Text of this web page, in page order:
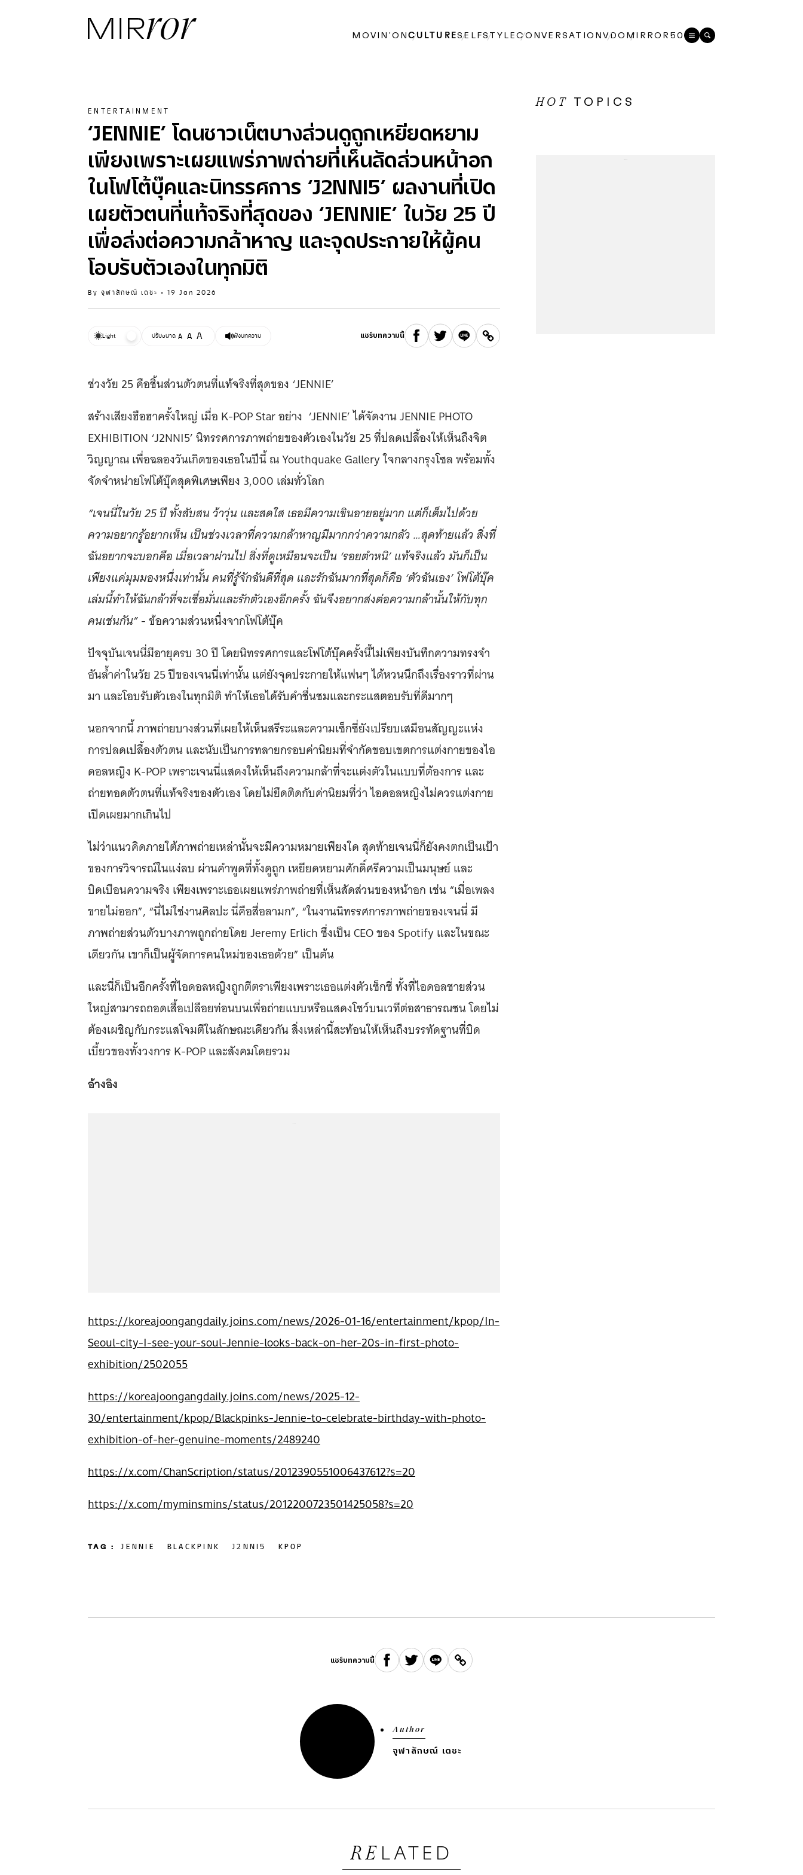
MOVIN’ONCULTURESELFSTYLE VDO
CONVERSATION MIRROR50
ENTERTAINMENT
‘JENNIE’ โดนชาวเน็ตบางส่วนดูถูกเหยียดหยาม
เพียงเพราะเผยแพร่ภาพถ่ายที่เห็นสัดส่วนหน้าอก
ในโฟโต้บุ๊คและนิทรรศการ ‘J2NNI5’ ผลงานที่เปิด
เผยตัวตนที่แท้จริงที่สุดของ ‘JENNIE’ ในวัย 25 ปี
เพื่อส่งต่อความกล้าหาญ และจุดประกายให้ผู้คน
โอบรับตัวเองในทุกมิติ
By จุฬาลักษณ์ เดชะ • 19 Jan 2026
Light ปรับขนาด A A A ฟังบทความ แชร์บทความนี้
ช่วงวัย 25 คือชิ้นส่วนตัวตนที่แท้จริงที่สุดของ ‘JENNIE’
สร้างเสียงฮือฮาครั้งใหญ่ เมื่อ K-POP Star อย่าง ‘JENNIE’ ได้จัดงาน JENNIE PHOTO
EXHIBITION ‘J2NNI5’ นิทรรศการภาพถ่ายของตัวเองในวัย 25 ที่ปลดเปลื้องให้เห็นถึงจิต
วิญญาณ เพื่อฉลองวันเกิดของเธอในปีนี้ ณ Youthquake Gallery ใจกลางกรุงโซล พร้อมทั้ง
จัดจำหน่ายโฟโต้บุ๊คสุดพิเศษเพียง 3,000 เล่มทั่วโลก
“เจนนี่ในวัย 25 ปี ทั้งสับสน ว้าวุ่น และสดใส เธอมีความเขินอายอยู่มาก แต่ก็เต็มไปด้วย
ความอยากรู้อยากเห็น เป็นช่วงเวลาที่ความกล้าหาญมีมากกว่าความกลัว …สุดท้ายแล้ว สิ่งที่
ฉันอยากจะบอกคือ เมื่อเวลาผ่านไป สิ่งที่ดูเหมือนจะเป็น ‘รอยตำหนิ’ แท้จริงแล้ว มันก็เป็น
เพียงแค่มุมมองหนึ่งเท่านั้น คนที่รู้จักฉันดีที่สุด และรักฉันมากที่สุดก็คือ ‘ตัวฉันเอง’ โฟโต้บุ๊ค
เล่มนี้ทำให้ฉันกล้าที่จะเชื่อมั่นและรักตัวเองอีกครั้ง ฉันจึงอยากส่งต่อความกล้านั้นให้กับทุก
คนเช่นกัน”- ข้อความส่วนหนึ่งจากโฟโต้บุ๊ค
ปัจจุบันเจนนี่มีอายุครบ 30 ปี โดยนิทรรศการและโฟโต้บุ๊คครั้งนี้ไม่เพียงบันทึกความทรงจำ
อันล้ำค่าในวัย 25 ปีของเจนนี่เท่านั้น แต่ยังจุดประกายให้แฟนๆ ได้หวนนึกถึงเรื่องราวที่ผ่าน
มา และโอบรับตัวเองในทุกมิติ ทำให้เธอได้รับคำชื่นชมและกระแสตอบรับที่ดีมากๆ
นอกจากนี้ ภาพถ่ายบางส่วนที่เผยให้เห็นสรีระและความเซ็กซี่ยังเปรียบเสมือนสัญญะแห่ง
การปลดเปลื้องตัวตน และนับเป็นการทลายกรอบค่านิยมที่จำกัดขอบเขตการแต่งกายของไอ
ดอลหญิง K-POP เพราะเจนนี่แสดงให้เห็นถึงความกล้าที่จะแต่งตัวในแบบที่ต้องการ และ
ถ่ายทอดตัวตนที่แท้จริงของตัวเอง โดยไม่ยึดติดกับค่านิยมที่ว่า ไอดอลหญิงไม่ควรแต่งกาย
เปิดเผยมากเกินไป
ไม่ว่าแนวคิดภายใต้ภาพถ่ายเหล่านั้นจะมีความหมายเพียงใด สุดท้ายเจนนี่ก็ยังคงตกเป็นเป้า
ของการวิจารณ์ในแง่ลบ ผ่านคำพูดที่ทั้งดูถูก เหยียดหยามศักดิ์ศรีความเป็นมนุษย์ และ
บิดเบือนความจริง เพียงเพราะเธอเผยแพร่ภาพถ่ายที่เห็นสัดส่วนของหน้าอก เช่น “เมื่อเพลง
ขายไม่ออก”, “นี่ไม่ใช่งานศิลปะ นี่คือสื่อลามก”, “ในงานนิทรรศการภาพถ่ายของเจนนี่ มี
ภาพถ่ายส่วนตัวบางภาพถูกถ่ายโดย Jeremy Erlich ซึ่งเป็น CEO ของ Spotify และในขณะ
เดียวกัน เขาก็เป็นผู้จัดการคนใหม่ของเธอด้วย” เป็นต้น
และนี่ก็เป็นอีกครั้งที่ไอดอลหญิงถูกตีตราเพียงเพราะเธอแต่งตัวเซ็กซี่ ทั้งที่ไอดอลชายส่วน
ใหญ่สามารถถอดเสื้อเปลือยท่อนบนเพื่อถ่ายแบบหรือแสดงโชว์บนเวทีต่อสาธารณชน โดยไม่
ต้องเผชิญกับกระแสโจมตีในลักษณะเดียวกัน สิ่งเหล่านี้สะท้อนให้เห็นถึงบรรทัดฐานที่บิด
เบี้ยวของทั้งวงการ K-POP และสังคมโดยรวม
อ้างอิง
https://koreajoongangdaily.joins.com/news/2026-01-16/entertainment/kpop/In-
Seoul-city-I-see-your-soul-Jennie-looks-back-on-her-20s-in-first-photo-
exhibition/2502055
https://koreajoongangdaily.joins.com/news/2025-12-
30/entertainment/kpop/Blackpinks-Jennie-to-celebrate-birthday-with-photo-
exhibition-of-her-genuine-moments/2489240
https://x.com/ChanScription/status/2012390551006437612?s=20
https://x.com/myminsmins/status/2012200723501425058?s=20
TAG : JENNIE BLACKPINK J2NNI5 KPOP
แชร์บทความนี้
Author
จุฬาลักษณ์ เดชะ
RE LATED
HOT TOPICS